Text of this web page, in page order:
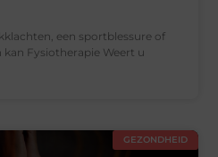
een sportblessure of
Fysiotherapie Weert u
GEZONDHEID